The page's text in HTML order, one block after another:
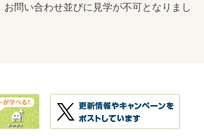
問い合わせ並びに見学が不可となりまし